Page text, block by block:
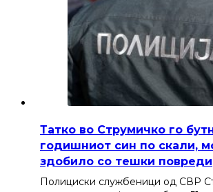
Татко во Струмичко го
годишниот син по скали,
здобило со тешки повреди
Полициски службеници од СВР